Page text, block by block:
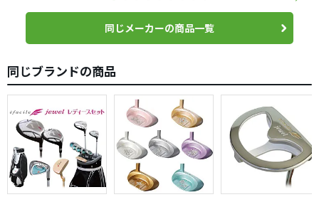
同じメーカーの商品一覧
同じブランドの商品